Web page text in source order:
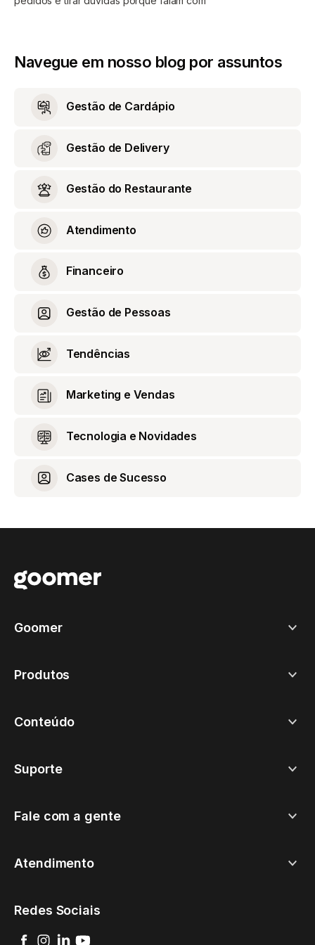
Navegue em nosso blog por assuntos
Gestão de Cardápio
Gestão de Delivery
Gestão do Restaurante
Atendimento
Financeiro
Gestão de Pessoas
Tendências
Marketing e Vendas
Tecnologia e Novidades
Cases de Sucesso
Goomer
Produtos
Conteúdo
Suporte
Fale com a gente
Atendimento
Redes Sociais